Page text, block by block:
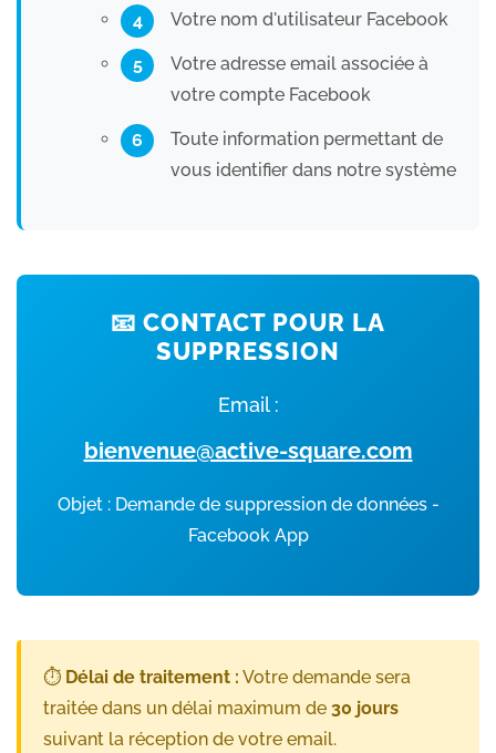
Votre nom d'utilisateur Facebook
Votre adresse email associée à
votre compte Facebook
Toute information permettant de
vous identifier dans notre système
📧 CONTACT POUR LA
SUPPRESSION
Email :
bienvenue@active-square.com
Objet : Demande de suppression de données -
Facebook App
⏱️ Délai de traitement : Votre demande sera
traitée dans un délai maximum de 30 jours
suivant la réception de votre email.